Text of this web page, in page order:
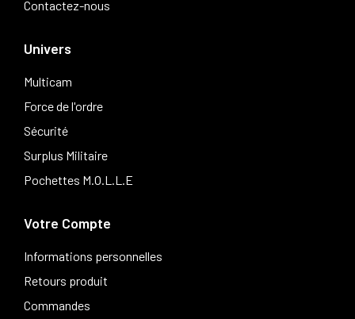
Contactez-nous
Univers
Multicam
Force de l'ordre
Sécurité
Surplus Militaire
Pochettes M.O.L.L.E
Votre Compte
Informations personnelles
Retours produit
Commandes